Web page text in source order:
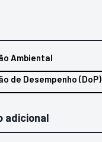
Ambiental
de Desempenho (DoP)
adicional